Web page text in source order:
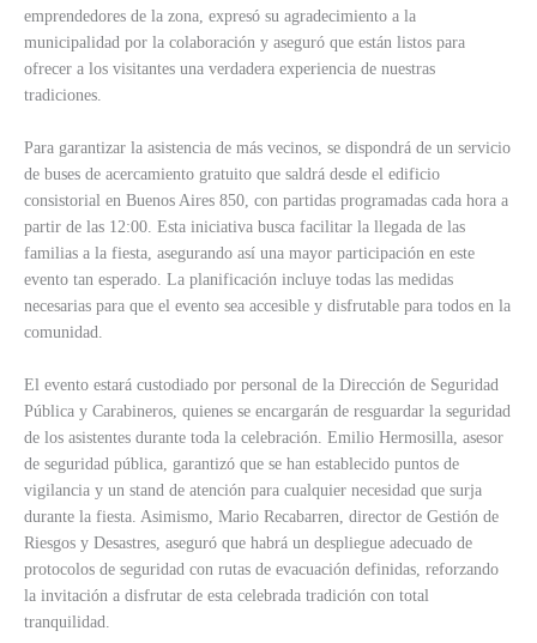
emprendedores de la zona, expresó su agradecimiento a la
municipalidad por la colaboración y aseguró que están listos para
ofrecer a los visitantes una verdadera experiencia de nuestras
tradiciones.
Para garantizar la asistencia de más vecinos, se dispondrá de un servicio
de buses de acercamiento gratuito que saldrá desde el edificio
consistorial en Buenos Aires 850, con partidas programadas cada hora a
partir de las 12:00. Esta iniciativa busca facilitar la llegada de las
familias a la fiesta, asegurando así una mayor participación en este
evento tan esperado. La planificación incluye todas las medidas
necesarias para que el evento sea accesible y disfrutable para todos en la
comunidad.
El evento estará custodiado por personal de la Dirección de Seguridad
Pública y Carabineros, quienes se encargarán de resguardar la seguridad
de los asistentes durante toda la celebración. Emilio Hermosilla, asesor
de seguridad pública, garantizó que se han establecido puntos de
vigilancia y un stand de atención para cualquier necesidad que surja
durante la fiesta. Asimismo, Mario Recabarren, director de Gestión de
Riesgos y Desastres, aseguró que habrá un despliegue adecuado de
protocolos de seguridad con rutas de evacuación definidas, reforzando
la invitación a disfrutar de esta celebrada tradición con total
tranquilidad.